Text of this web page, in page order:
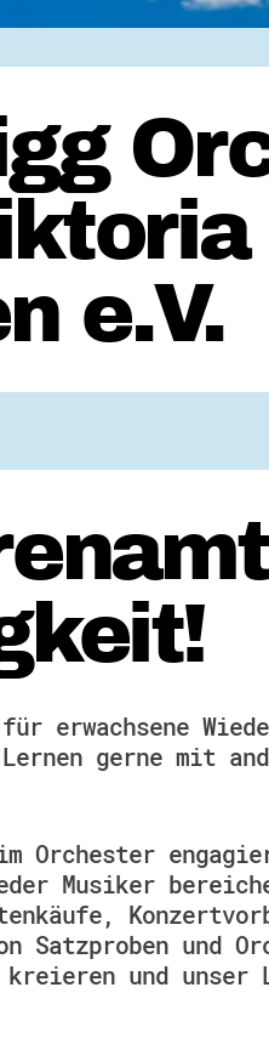
e.V.
erwachsene
Lernen gerne mit
Musiker
Satzproben und
kreieren und